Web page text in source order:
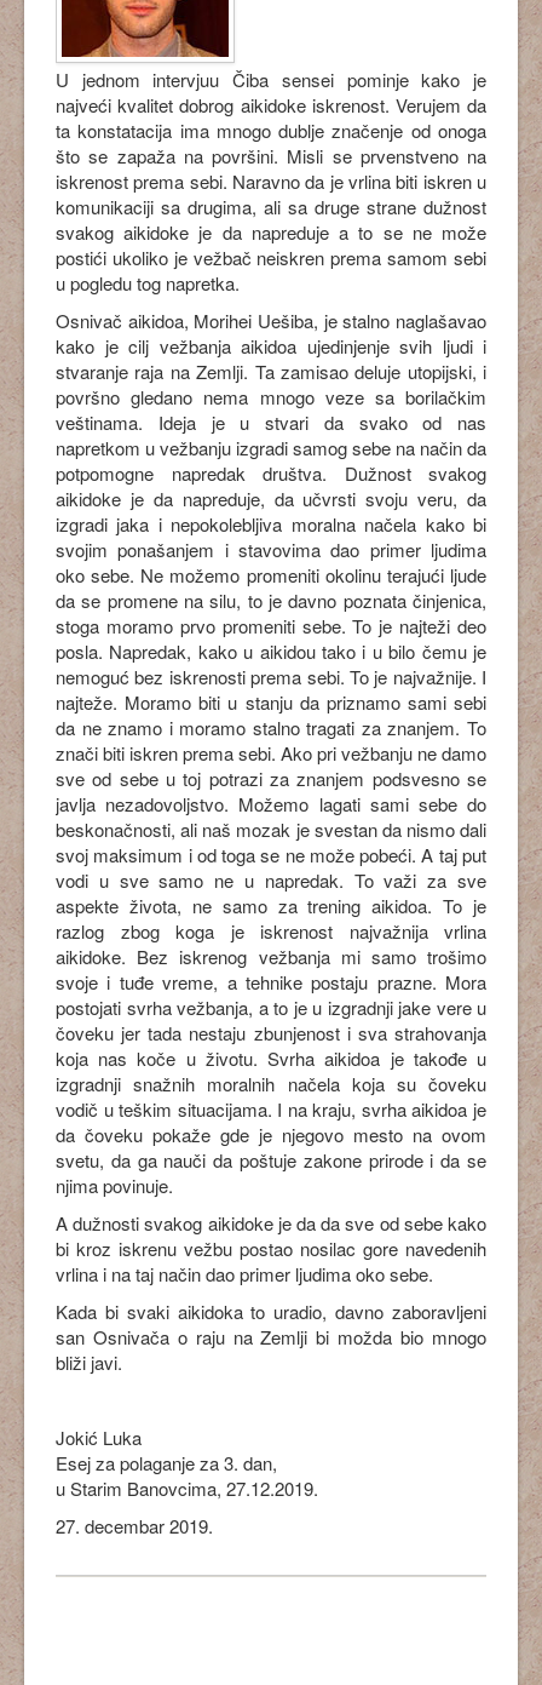
U jednom intervjuu Čiba sensei pominje kako je
najveći kvalitet dobrog aikidoke iskrenost. Verujem da
ta konstatacija ima mnogo dublje značenje od onoga
što se zapaža na površini. Misli se prvenstveno na
iskrenost prema sebi. Naravno da je vrlina biti iskren u
komunikaciji sa drugima, ali sa druge strane dužnost
svakog aikidoke je da napreduje a to se ne može
postići ukoliko je vežbač neiskren prema samom sebi
u pogledu tog napretka.
Osnivač aikidoa, Morihei Uešiba, je stalno naglašavao
kako je cilj vežbanja aikidoa ujedinjenje svih ljudi i
stvaranje raja na Zemlji. Ta zamisao deluje utopijski, i
površno gledano nema mnogo veze sa borilačkim
veštinama. Ideja je u stvari da svako od nas
napretkom u vežbanju izgradi samog sebe na način da
potpomogne napredak društva. Dužnost svakog
aikidoke je da napreduje, da učvrsti svoju veru, da
izgradi jaka i nepokolebljiva moralna načela kako bi
svojim ponašanjem i stavovima dao primer ljudima
oko sebe. Ne možemo promeniti okolinu terajući ljude
da se promene na silu, to je davno poznata činjenica,
stoga moramo prvo promeniti sebe. To je najteži deo
posla. Napredak, kako u aikidou tako i u bilo čemu je
nemoguć bez iskrenosti prema sebi. To je najvažnije. I
najteže. Moramo biti u stanju da priznamo sami sebi
da ne znamo i moramo stalno tragati za znanjem. To
znači biti iskren prema sebi. Ako pri vežbanju ne damo
sve od sebe u toj potrazi za znanjem podsvesno se
javlja nezadovoljstvo. Možemo lagati sami sebe do
beskonačnosti, ali naš mozak je svestan da nismo dali
svoj maksimum i od toga se ne može pobeći. A taj put
vodi u sve samo ne u napredak. To važi za sve
aspekte života, ne samo za trening aikidoa. To je
razlog zbog koga je iskrenost najvažnija vrlina
aikidoke. Bez iskrenog vežbanja mi samo trošimo
svoje i tuđe vreme, a tehnike postaju prazne. Mora
postojati svrha vežbanja, a to je u izgradnji jake vere u
čoveku jer tada nestaju zbunjenost i sva strahovanja
koja nas koče u životu. Svrha aikidoa je takođe u
izgradnji snažnih moralnih načela koja su čoveku
vodič u teškim situacijama. I na kraju, svrha aikidoa je
da čoveku pokaže gde je njegovo mesto na ovom
svetu, da ga nauči da poštuje zakone prirode i da se
njima povinuje.
A dužnosti svakog aikidoke je da da sve od sebe kako
bi kroz iskrenu vežbu postao nosilac gore navedenih
vrlina i na taj način dao primer ljudima oko sebe.
Kada bi svaki aikidoka to uradio, davno zaboravljeni
san Osnivača o raju na Zemlji bi možda bio mnogo
bliži javi.
Jokić Luka
Esej za polaganje za 3. dan,
u Starim Banovcima, 27.12.2019.
27. decembar 2019.